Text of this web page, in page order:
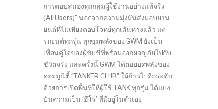
การตอบสนองทุกกลุ่มผู้ใช้งานอย่างแท้จริง
(All Users)” นอกจากความมุ่งมั่นส่งมอบยาน
ยนต์ที่ไม่เพียงตอบโจทย์ทุกเส้นทางแล้ว แต่
รถยนต์ทุกรุ่น ทุกขุมพลังของ GWM ยังเป็น
เพื่อนคู่ใจของผู้ขับขี่ที่พร้อมออกผจญภัยไปกับ
ชีวิตจริง และครั้งนี้ GWM ได้ต่อยอดพลังของ
คอมมูนิตี้ “TANKER CLUB” ให้ก้าวไปอีกระดับ
ด้วยการเปิดพื้นที่ให้ผู้ใช้ TANK ทุกรุ่น ได้แบ่ง
ปันความเป็น ‘ฮีโร่’ ที่มีอยู่ในตัวเอง